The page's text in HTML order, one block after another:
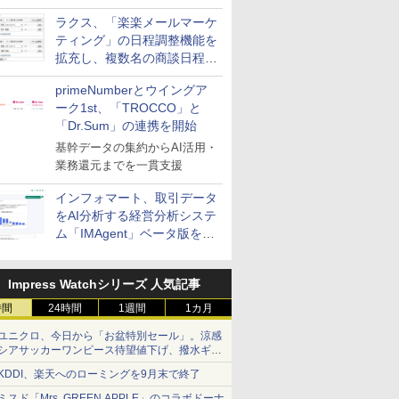
送信防止アドインサービス」
を提供
ラクス、「楽楽メールマーケ
ティング」の日程調整機能を
拡充し、複数名の商談日程調
整を効率化
primeNumberとウイングア
ーク1st、「TROCCO」と
「Dr.Sum」の連携を開始
基幹データの集約からAI活用・
業務還元までを一貫支援
インフォマート、取引データ
をAI分析する経営分析システ
ム「IMAgent」ベータ版を提
Impress Watchシリーズ 人気記事
24時間 1週間 1カ月
ニクロ、今日から「お盆特別セール」。涼感
アサッカーワンピース待望値下げ、撥水ギア
ョーツは1990円に
、楽天へのローミングを9月末で終了